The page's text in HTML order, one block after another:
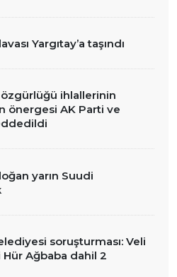
Yargıtay’a taşındı
özgürlüğü ihlallerinin
önergesi AK Parti ve
yarın Suudi
soruşturması: Veli
Hür Ağbaba dahil 2